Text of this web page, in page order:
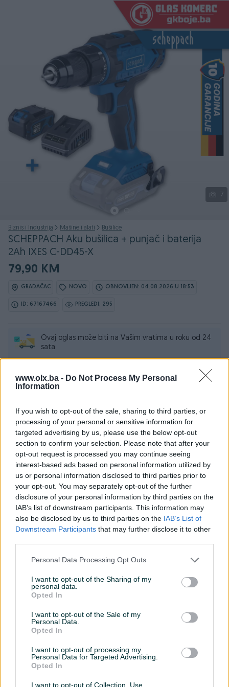
www.olx.ba - Do Not Process My Personal
Information
If you wish to opt-out of the sale, sharing to third parties, or
processing of your personal or sensitive information for
targeted advertising by us, please use the below opt-out
section to confirm your selection. Please note that after your
opt-out request is processed you may continue seeing
interest-based ads based on personal information utilized by
us or personal information disclosed to third parties prior to
your opt-out. You may separately opt-out of the further
disclosure of your personal information by third parties on the
IAB’s list of downstream participants. This information may
also be disclosed by us to third parties on the IAB’s List of
Downstream Participants that may further disclose it to other
Personal Data Processing Opt Outs
I want to opt-out of the Sharing of my
personal data.
Opted In
I want to opt-out of the Sale of my
Personal Data.
Opted In
I want to opt-out of processing my
Personal Data for Targeted Advertising.
Opted In
I want to opt-out of Collection, Use,
Podijeli
7
Biznis i Industrija Mašine i alati Bušilice
SCHEPPACH Aku bušilica + punjač i baterija
2Ah IXES C-DD45-X
79,90 KM
GRADAČAC NOVO OBNOVLJEN: 04.08.2026 U 18:53
ID: 67167466 PREGLEDI: 295
Ovaj oglas može biti na Vašim vratima u roku od 24
sata
Osobine
Proizvođač Scheppach
Tip bušilice Klasična bušilica
Snaga (W) 0
Vrsta oglasa Prodaja
Datum objave 21.03.2025
Detaljni opis
rukama!
Uz uređaj dođe fiskalni račun i garantni list
pribor ne podliježu ovoj garanciji.